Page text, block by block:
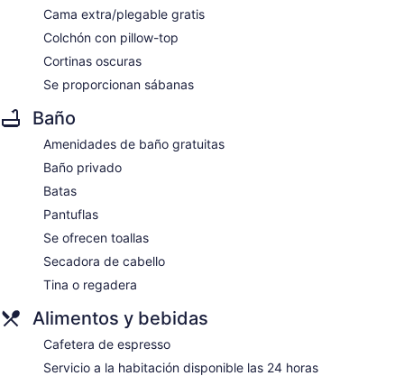
Cama extra/plegable gratis
Colchón con pillow-top
Cortinas oscuras
Se proporcionan sábanas
Baño
Amenidades de baño gratuitas
Baño privado
Batas
Pantuflas
Se ofrecen toallas
Secadora de cabello
Tina o regadera
Alimentos y bebidas
Cafetera de espresso
Servicio a la habitación disponible las 24 horas